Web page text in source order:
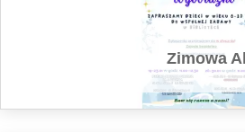
Zimowa